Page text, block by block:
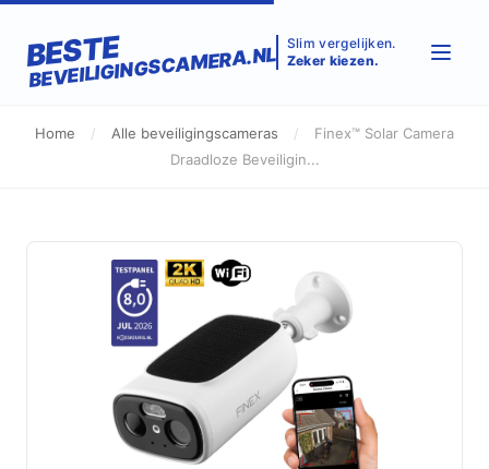
BESTE
BEVEILIGINGSCAMERA.NL Slim vergelijken.
Zeker kiezen.
Home / Alle beveiligingscameras /
Finex™ Solar Camera
Draadloze Beveiligin...